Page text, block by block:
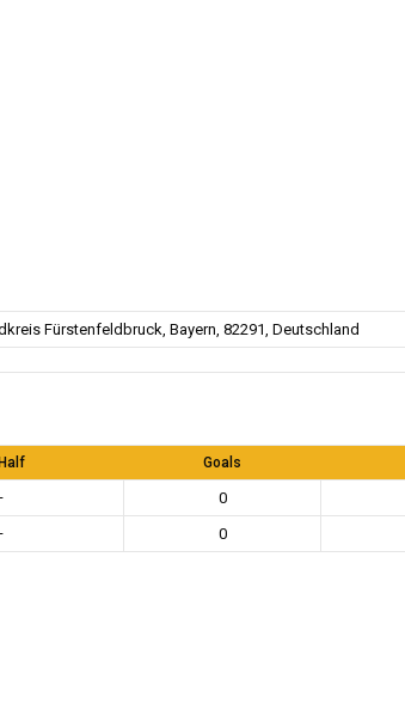
Fürstenfeldbruck, Bayern, 82291, Deutschland
Goals
0
0